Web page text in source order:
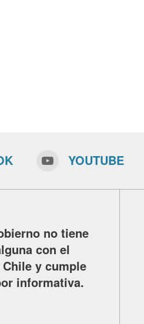
YOUTUBE
no tiene
con el
y cumple
informativa.